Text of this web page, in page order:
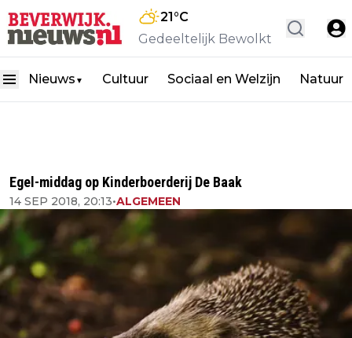
21°C
Gedeeltelijk Bewolkt
Nieuws ▼ Cultuur Sociaal en Welzijn Natuur
Egel-middag op Kinderboerderij De Baak
14 SEP 2018, 20:13•ALGEMEEN